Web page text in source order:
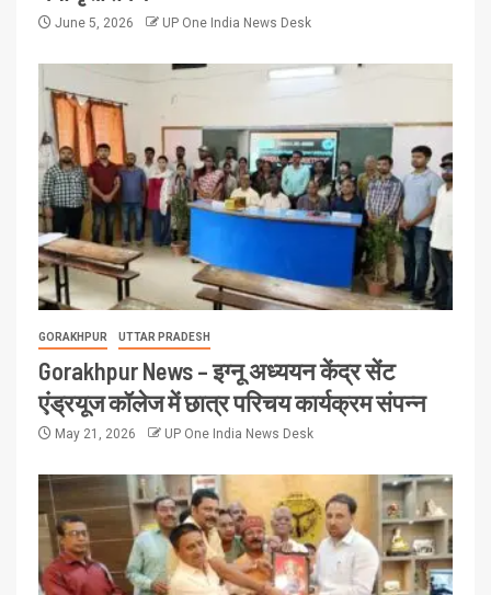
June 5, 2026 UP One India News Desk
GORAKHPUR UTTAR PRADESH
Gorakhpur News – इग्नू अध्ययन केंद्र सेंट
एंड्रयूज कॉलेज में छात्र परिचय कार्यक्रम संपन्न
May 21, 2026 UP One India News Desk